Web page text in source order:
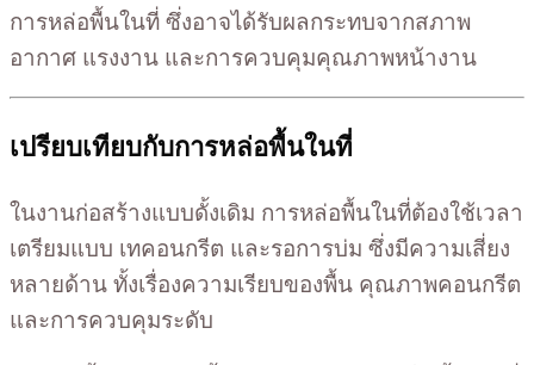
การหล่อพื้นในที่ ซึ่งอาจได้รับผลกระทบจากสภาพ
อากาศ แรงงาน และการควบคุมคุณภาพหน้างาน
เปรียบเทียบกับการหล่อพื้นในที่
ในงานก่อสร้างแบบดั้งเดิม การหล่อพื้นในที่ต้องใช้เวลา
เตรียมแบบ เทคอนกรีต และรอการบ่ม ซึ่งมีความเสี่ยง
หลายด้าน ทั้งเรื่องความเรียบของพื้น คุณภาพคอนกรีต
และการควบคุมระดับ